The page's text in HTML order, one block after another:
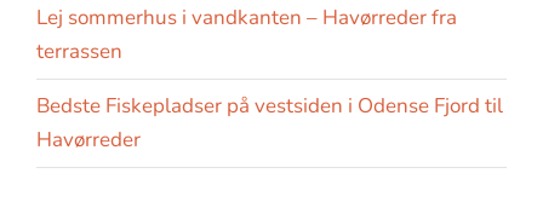
Lej sommerhus i vandkanten – Havørreder fra
terrassen
Bedste Fiskepladser på vestsiden i Odense Fjord til
Havørreder